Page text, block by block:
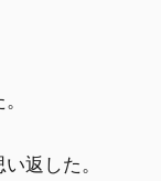
返した。